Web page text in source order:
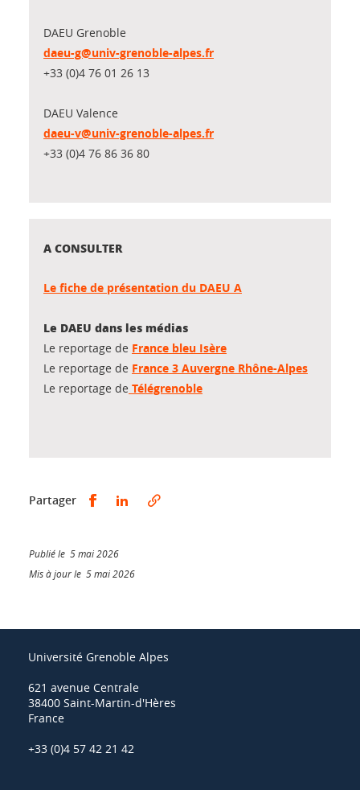
DAEU Grenoble
daeu-g@univ-grenoble-alpes.fr
+33 (0)4 76 01 26 13
DAEU Valence
daeu-v@univ-grenoble-alpes.fr
+33 (0)4 76 86 36 80
A CONSULTER
Le fiche de présentation du DAEU A
Le DAEU dans les médias
Le reportage de France bleu Isère
Le reportage de France 3 Auvergne Rhône-Alpes
Le reportage de Télégrenoble
Partager Partager sur Facebook
Partager sur LinkedIn
Publié le 5 mai 2026
Mis à jour le 5 mai 2026
Université Grenoble Alpes
621 avenue Centrale
38400 Saint-Martin-d'Hères
France
+33 (0)4 57 42 21 42